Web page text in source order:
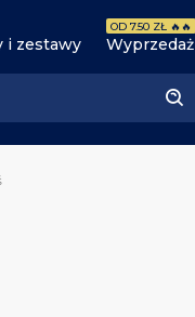
i zestawy Wyprzedaż
OD 7.50 ZŁ 🔥🔥